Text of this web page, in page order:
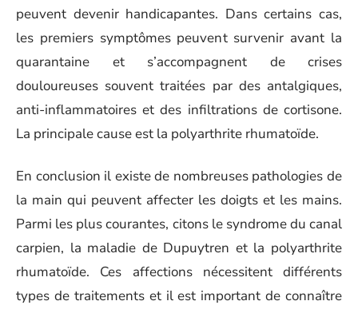
peuvent devenir handicapantes. Dans certains cas,
les premiers symptômes peuvent survenir avant la
quarantaine et s’accompagnent de crises
douloureuses souvent traitées par des antalgiques,
anti-inflammatoires et des infiltrations de cortisone.
La principale cause est la polyarthrite rhumatoïde.
En conclusion il existe de nombreuses pathologies de
la main qui peuvent affecter les doigts et les mains.
Parmi les plus courantes, citons le syndrome du canal
carpien, la maladie de Dupuytren et la polyarthrite
rhumatoïde. Ces affections nécessitent différents
types de traitements et il est important de connaître